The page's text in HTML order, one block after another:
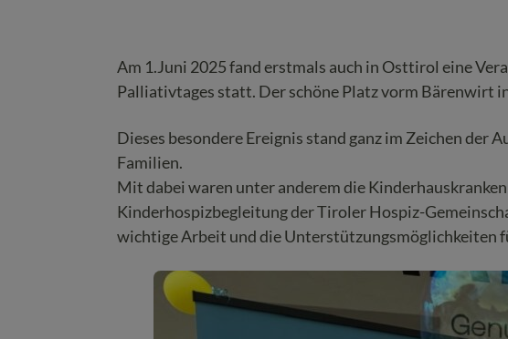
Am 1.Juni 2025 fand erstmals auch in Osttirol eine
Palliativtages statt. Der schöne Platz vorm Bärenwirt
Dieses besondere Ereignis stand ganz im Zeichen der
Familien.
Mit dabei waren unter anderem die
Kinderhospizbegleitung der Tiroler Hospiz-
wichtige Arbeit und die Unterstützungsmöglichkeiten